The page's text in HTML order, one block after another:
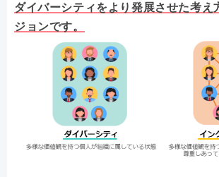
ダイバーシティをより発展させた考え
ジョンです。